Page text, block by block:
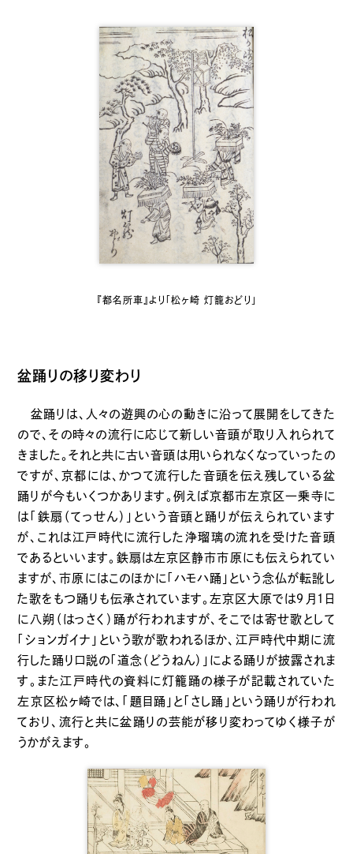
『都名所車』より「松ヶ崎 灯籠おどり」
盆踊りの移り変わり
盆踊りは、人々の遊興の心の動きに沿って展開をしてきた
ので、その時々の流行に応じて新しい音頭が取り入れられて
きました。それと共に古い音頭は用いられなくなっていったの
ですが、京都には、かつて流行した音頭を伝え残している盆
踊りが今もいくつかあります。例えば京都市左京区一乗寺に
は「鉄扇（てっせん）」という音頭と踊りが伝えられています
が、これは江戸時代に流行した浄瑠璃の流れを受けた音頭
であるといいます。鉄扇は左京区静市市原にも伝えられてい
ますが、市原にはこのほかに「ハモハ踊」という念仏が転訛し
た歌をもつ踊りも伝承されています。左京区大原では９月１日
に八朔（はっさく）踊が行われますが、そこでは寄せ歌として
「ションガイナ」という歌が歌われるほか、江戸時代中期に流
行した踊り口説の「道念（どうねん）」による踊りが披露されま
す。また江戸時代の資料に灯籠踊の様子が記載されていた
左京区松ヶ崎では、「題目踊」と「さし踊」という踊りが行われ
ており、流行と共に盆踊りの芸能が移り変わってゆく様子が
うかがえます。